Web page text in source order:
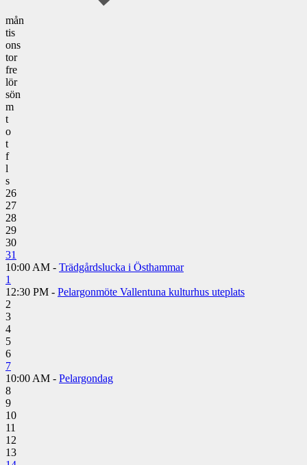
mån
tis
ons
tor
fre
lör
sön
m
t
o
t
f
l
s
26
27
28
29
30
31
10:00 AM - Trädgårdslucka i Östhammar
1
12:30 PM - Pelargonmöte Vallentuna kulturhus uteplats
2
3
4
5
6
7
10:00 AM - Pelargondag
8
9
10
11
12
13